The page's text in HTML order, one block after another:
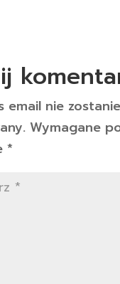
email nie zostanie
Wymagane
*